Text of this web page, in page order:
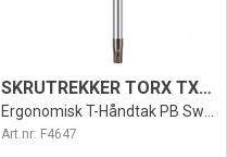
SKRUTREKKER TORX TX25 SWISS 407
Art.nr: F4647